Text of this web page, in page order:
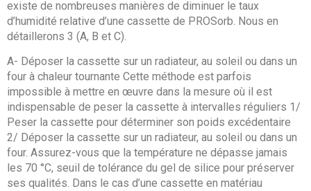
existe de nombreuses manières de diminuer le taux
d’humidité relative d’une cassette de PROSorb. Nous en
détaillerons 3 (A, B et C).
A- Déposer la cassette sur un radiateur, au soleil ou dans un
four à chaleur tournante Cette méthode est parfois
impossible à mettre en œuvre dans la mesure où il est
indispensable de peser la cassette à intervalles réguliers 1/
Peser la cassette pour déterminer son poids excédentaire
2/ Déposer la cassette sur un radiateur, au soleil ou dans un
four. Assurez-vous que la température ne dépasse jamais
les 70 °C, seuil de tolérance du gel de silice pour préserver
ses qualités. Dans le cas d’une cassette en matériau